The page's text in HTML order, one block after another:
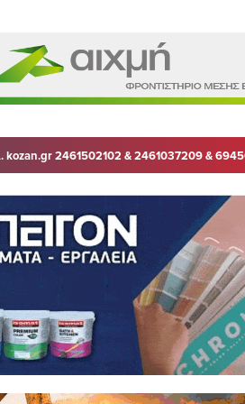
kozan.gr 2461502102 & 2461037209 &